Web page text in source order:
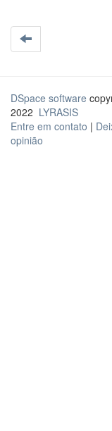
DSpace software
2022 LYRASIS
Entre em contato |
opinião